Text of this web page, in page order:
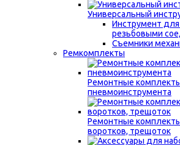
Универсальный
Инструмент
резьбовыми
Съемники
Ремкомплекты
Ремонтные
пневмоинструмента
Ремонтные
воротков, трещоток